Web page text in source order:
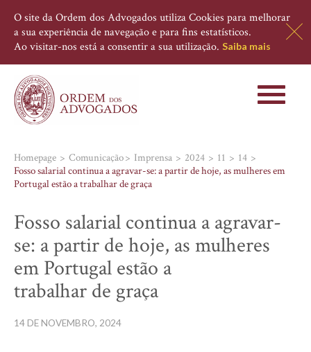
O site da Ordem dos Advogados utiliza Cookies para melhorar
a sua experiência de navegação e para fins estatísticos.
Ao visitar-nos está a consentir a sua utilização. Saiba mais
Toggle
Homepage Comunicação Imprensa 2024 11
14
Fosso salarial continua a agravar-se: a partir de hoje, as mulheres em
Portugal estão a trabalhar de graça
Fosso salarial continua a agravar-
se: a partir de hoje, as mulheres
em Portugal estão a
trabalhar de graça
14 DE NOVEMBRO, 2024